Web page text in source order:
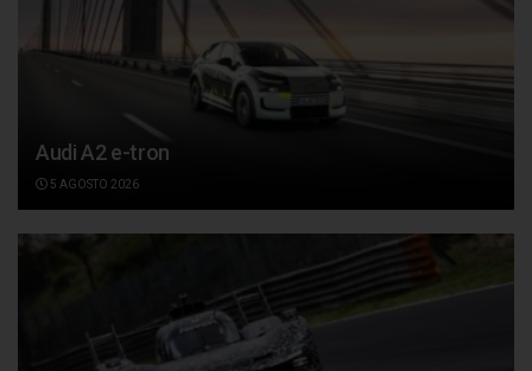
Audi A2 e-tron
5 AGOSTO 2026